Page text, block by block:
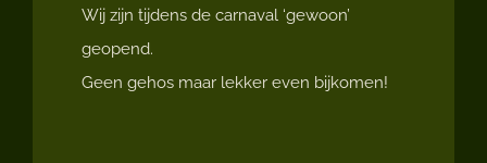
Wij zijn tijdens de carnaval ‘gewoon’
geopend.
Geen gehos maar lekker even bijkomen!